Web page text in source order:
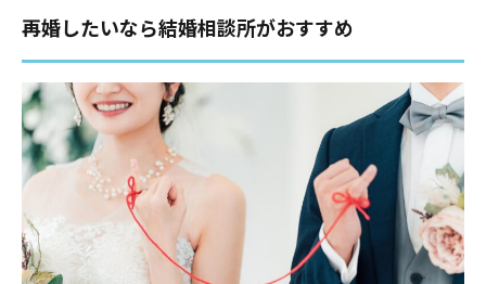
再婚したいなら結婚相談所がおすすめ